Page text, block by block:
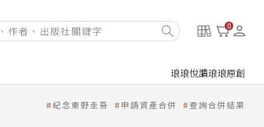
0
琅琅悅讀琅琅原創
紀念東野圭吾 申請資產合併 查詢合併結果